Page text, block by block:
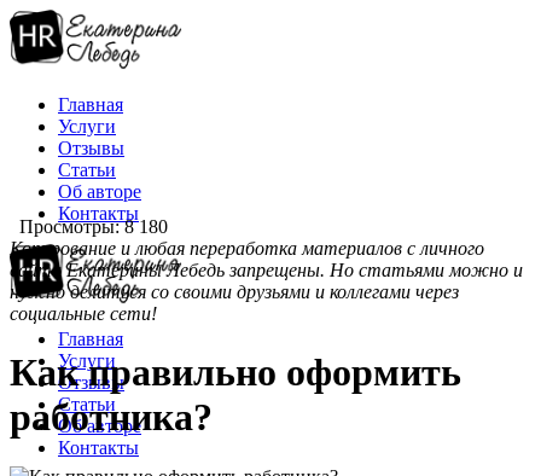
Главная
Услуги
Отзывы
Статьи
Об авторе
Контакты
Главная
Услуги
Отзывы
Статьи
Об авторе
Контакты
Просмотры: 8 180
Копирование и любая переработка материалов с личного
сайта Екатерины Лебедь запрещены. Но статьями можно и
нужно делиться со своими друзьями и коллегами через
социальные сети!
Как правильно оформить
работника?